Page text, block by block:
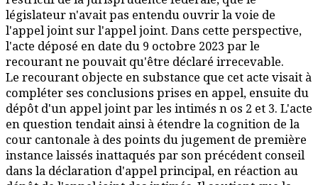
législateur n'avait pas entendu ouvrir la voie de
l'appel joint sur l'appel joint. Dans cette perspective,
l'acte déposé en date du 9 octobre 2023 par le
recourant ne pouvait qu'être déclaré irrecevable.
Le recourant objecte en substance que cet acte visait à
compléter ses conclusions prises en appel, ensuite du
dépôt d'un appel joint par les intimés n os 2 et 3. L'acte
en question tendait ainsi à étendre la cognition de la
cour cantonale à des points du jugement de première
instance laissés inattaqués par son précédent conseil
dans la déclaration d'appel principal, en réaction au